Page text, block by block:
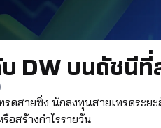
บ DW บนดัชนี
ดสายซิ่ง นักลงทุนสายเทรดระย
อสร้างกำไรรายวัน